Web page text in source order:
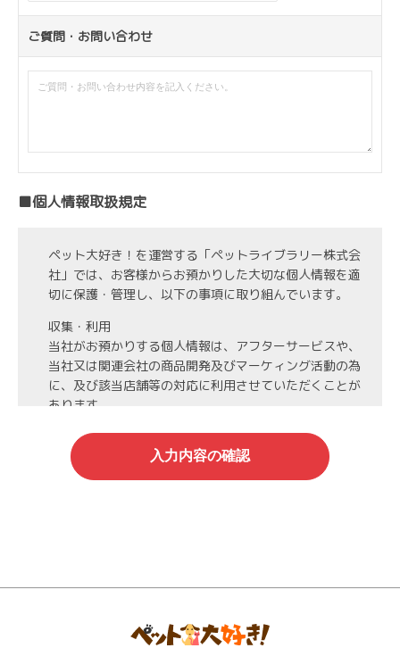
ご質問・お問い合わせ
■個人情報取扱規定
ペット大好き！を運営する「ペットライブラリー株式会
社」では、お客様からお預かりした大切な個人情報を適
切に保護・管理し、以下の事項に取り組んでいます。
収集・利用
当社がお預かりする個人情報は、アフターサービスや、
当社又は関連会社の商品開発及びマーケィング活動の為
に、及び該当店舗等の対応に利用させていただくことが
あります。
第3者への開示・委託先の管理
当社がお預かりする個人情報は、お客様の同意・承諾を
得た場合や法令等に基づく開示・提供が必要な場合、人
当社がお預かりする氏名、住所、電話番号等の個人情報